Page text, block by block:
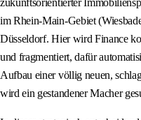
zukunftsorientierter
im Rhein-Main-Gebiet
Düsseldorf. Hier wird Finance
und fragmentiert, dafür
Aufbau einer völlig neuen,
wird ein gestandener Macher